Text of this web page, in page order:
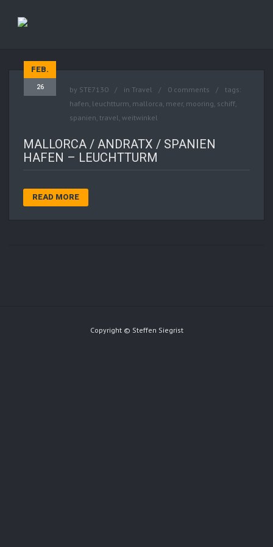
FEB.
26 by STE7130 in Travel 0 comments
tags:
hafen, leuchtturm, mallorca, meer, mooring, schiff,
spanien, travel, weitwinkel
MALLORCA / ANDRATX / SPANIEN
HAFEN – LEUCHTTURM
READ MORE
Copyright © Steffen Siegrist